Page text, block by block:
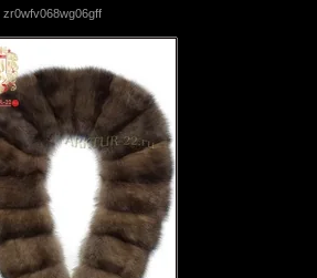
zr0wfv068wg06gff